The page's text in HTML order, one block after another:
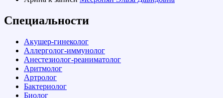
Специальности
Акушер-гинеколог
Аллерголог-иммунолог
Анестезиолог-реаниматолог
Аритмолог
Артролог
Бактериолог
Биолог